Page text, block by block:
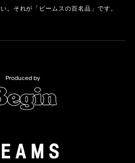
。それが「ビームスの百名品」です。
Produced by